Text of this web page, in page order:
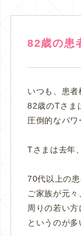
82歳の患
いつも、患者
82歳のTさま
圧倒的なパワ
Tさまは去年
70代以上の
ご家族が元々
周りの若い方
というのが多